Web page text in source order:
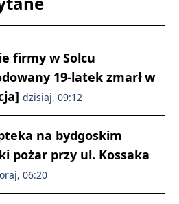
firmy w Solcu
19-latek zmarł w
dzisiaj, 09:12
na bydgoskim
pożar przy ul. Kossaka
06:20